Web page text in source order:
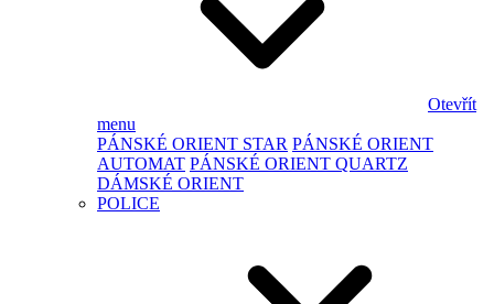
Otevřít
menu
PÁNSKÉ ORIENT STAR PÁNSKÉ ORIENT
AUTOMAT PÁNSKÉ ORIENT QUARTZ
DÁMSKÉ ORIENT
POLICE